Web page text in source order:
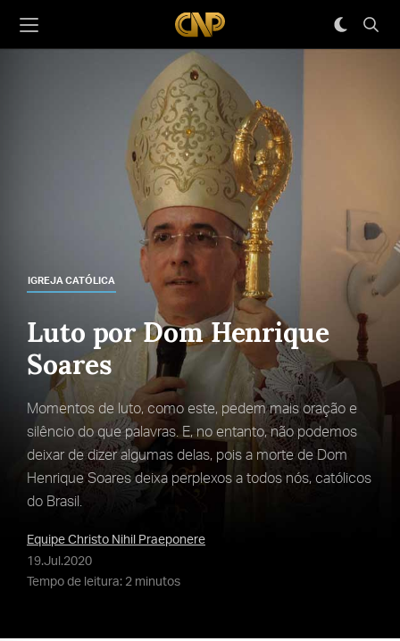
IGREJA CATÓLICA
Luto por Dom Henrique
Soares
Momentos de luto, como este, pedem mais oração e
silêncio do que palavras. E, no entanto, não podemos
deixar de dizer algumas delas, pois a morte de Dom
Henrique Soares deixa perplexos a todos nós, católicos
do Brasil.
Equipe Christo Nihil Praeponere
19.Jul.2020
Tempo de leitura: 2 minutos